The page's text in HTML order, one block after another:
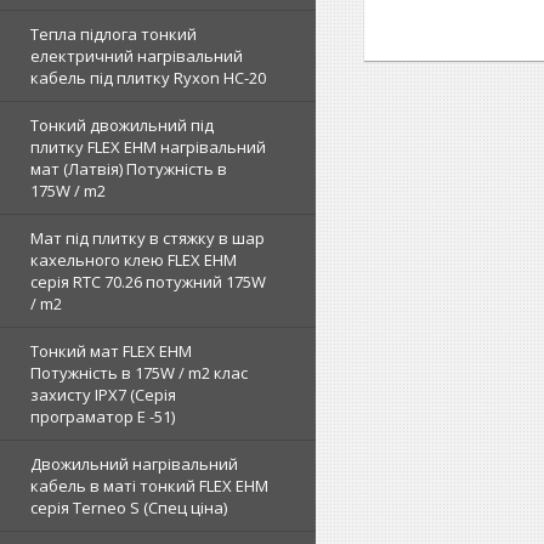
Тепла підлога тонкий
електричний нагрівальний
кабель під плитку Ryxon HC-20
Тонкий двожильний під
плитку FLEX EHM нагрівальний
мат (Латвія) Потужність в
175W / m2
Мат під плитку в стяжку в шар
кахельного клею FLEX EHM
серія RTC 70.26 потужний 175W
/ m2
Тонкий мат FLEX EHM
Потужність в 175W / m2 клас
захисту IPX7 (Серія
програматор Е -51)
Двожильний нагрівальний
кабель в маті тонкий FLEX EHM
серія Terneo S (Спец ціна)